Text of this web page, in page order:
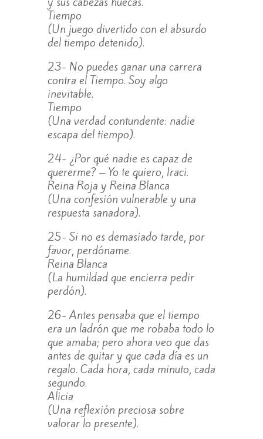
Tiempo
(Un juego divertido con el absurdo
del tiempo detenido).
23- No puedes ganar una carrera
contra el Tiempo. Soy algo
inevitable.
Tiempo
(Una verdad contundente: nadie
escapa del tiempo).
24- ¿Por qué nadie es capaz de
quererme? – Yo te quiero, Iraci.
Reina Roja y Reina Blanca
(Una confesión vulnerable y una
respuesta sanadora).
25- Si no es demasiado tarde, por
favor, perdóname.
Reina Blanca
(La humildad que encierra pedir
perdón).
26- Antes pensaba que el tiempo
era un ladrón que me robaba todo lo
que amaba; pero ahora veo que das
antes de quitar y que cada día es un
regalo. Cada hora, cada minuto, cada
segundo.
Alicia
(Una reflexión preciosa sobre
valorar lo presente).